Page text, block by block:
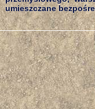
umieszczane